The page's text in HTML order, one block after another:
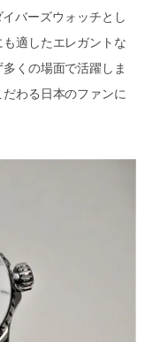
バーズウォッチとし
適したエレガントな
くの場面で活躍しま
わる日本のファンに